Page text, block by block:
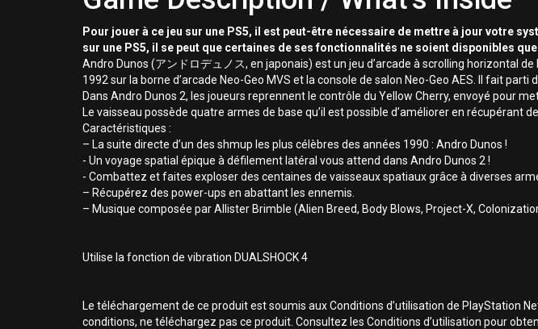
Pour jouer à ce jeu sur une PS5, il est peut-être nécessaire de mettre à jour votre
sur une PS5, il se peut que certaines de ses fonctionnalités ne soient disponibles
Andro Dunos (アンドロデュノス, en japonais) est un jeu d’arcade à scrolling horizontal
1992 sur la borne d’arcade Neo-Geo MVS et la console de salon Neo-Geo AES. Il fait
Dans Andro Dunos 2, les joueurs reprennent le contrôle du Yellow Cherry, envoyé pour
Le vaisseau possède quatre armes de base qu’il est possible d’améliorer en récupérant
Caractéristiques :
– La suite directe d’un des shmup les plus célèbres des années 1990 : Andro Dunos !
- Un voyage spatial épique à défilement latéral vous attend dans Andro Dunos 2 !
- Combattez et faites exploser des centaines de vaisseaux spatiaux grâce à diverses
– Récupérez des power-ups en abattant les ennemis.
– Musique composée par Allister Brimble (Alien Breed, Body Blows, Project-X,
Utilise la fonction de vibration DUALSHOCK 4
Le téléchargement de ce produit est soumis aux Conditions d’utilisation de PlayStation
conditions, ne téléchargez pas ce produit. Consultez les Conditions d’utilisation pour